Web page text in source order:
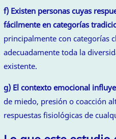
f) Existen personas cuyas
fácilmente en categorías
principalmente con categorías
adecuadamente toda la
existente.
g) El contexto emocional
de miedo, presión o coacción
respuestas fisiológicas de